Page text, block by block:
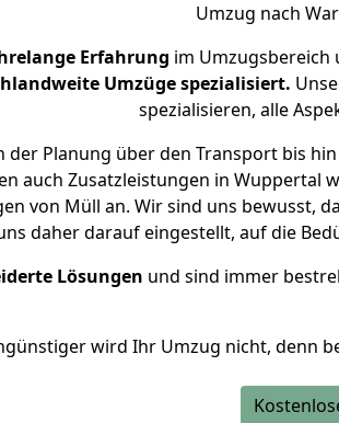
Umzug nach
Erfahrung im Umzugsbereich
Umzüge spezialisiert.
spezialisieren, alle
der Planung über den Transport bis
auch Zusatzleistungen in Wuppertal
von Müll an. Wir sind uns bewusst,
daher darauf eingestellt, auf die
Lösungen und sind immer
wird Ihr Umzug nicht, denn